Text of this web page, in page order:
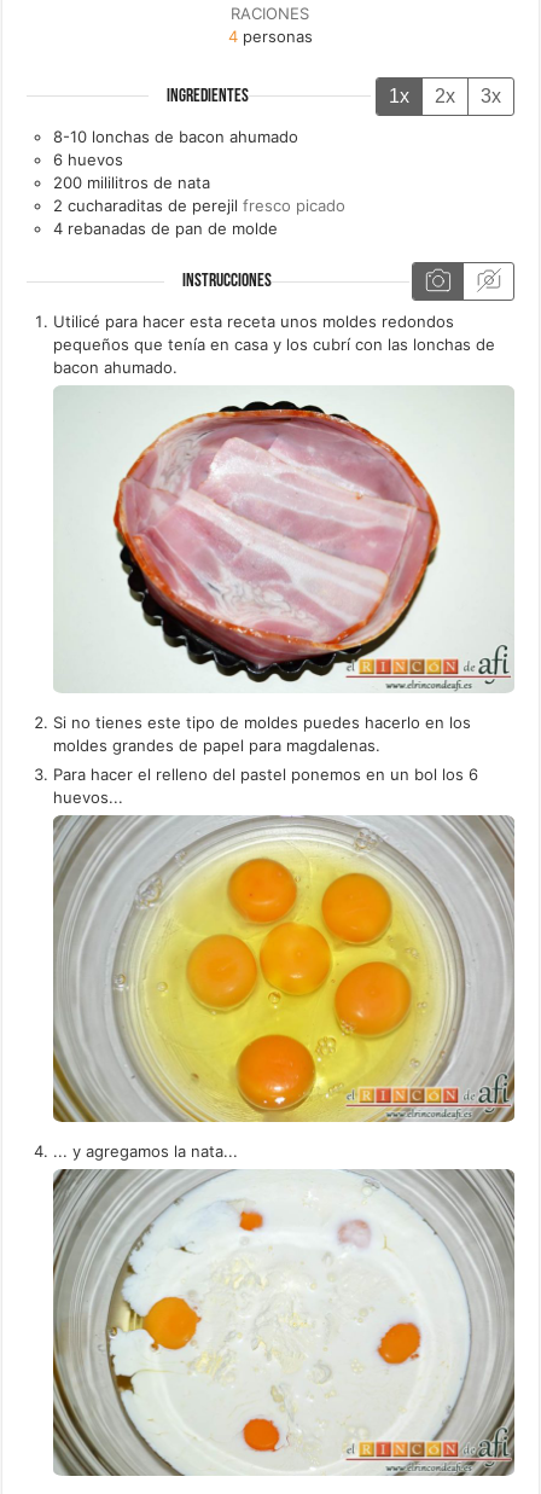
RACIONES
4 personas
INGREDIENTES 1x 2x 3x
8-10 lonchas de bacon ahumado
6 huevos
200 mililitros de nata
2 cucharaditas de perejil fresco picado
4 rebanadas de pan de molde
INSTRUCCIONES
Utilicé para hacer esta receta unos moldes redondos
pequeños que tenía en casa y los cubrí con las lonchas de
bacon ahumado.
Si no tienes este tipo de moldes puedes hacerlo en los
moldes grandes de papel para magdalenas.
Para hacer el relleno del pastel ponemos en un bol los 6
huevos...
... y agregamos la nata...